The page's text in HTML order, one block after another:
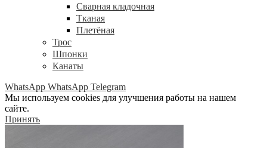
Сварная кладочная
Тканая
Плетёная
Трос
Шпонки
Канаты
WhatsApp WhatsApp Telegram
Мы используем cookies для улучшения работы на нашем
сайте.
Принять